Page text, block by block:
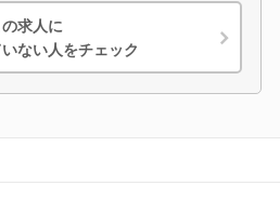
求人に
ない人をチェック